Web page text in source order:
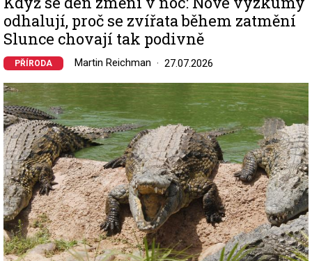
odhalují, proč se zvířata během zatmění
Slunce chovají tak podivně
PŘÍRODA Martin Reichman 27.07.2026
Image